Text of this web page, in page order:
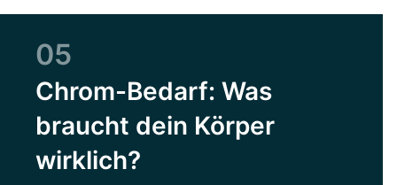
05
Chrom-Bedarf: Was
braucht dein Körper
wirklich?